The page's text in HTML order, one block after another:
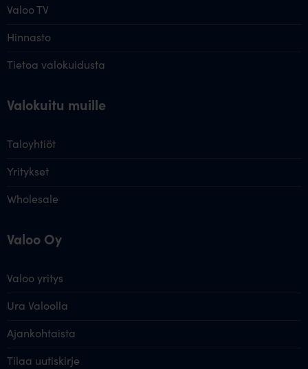
Valoo TV
Hinnasto
Tietoa valokuidusta
Valokuitu muille
Taloyhtiöt
Yritykset
Wholesale
Valoo Oy
Valoo yritys
Ura Valoolla
Ajankohtaista
Tilaa uutiskirje